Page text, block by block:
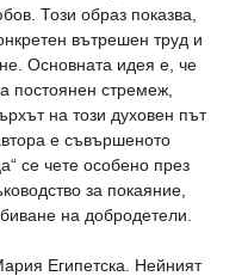
Този образ показва,
вътрешен труд и
Основната идея е, че
постоянен стремеж,
на този духовен път
е съвършеното
се чете особено през
за покаяние,
на добродетели.
Египетска. Нейният